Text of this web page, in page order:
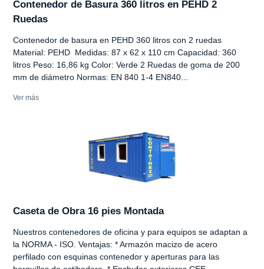
Contenedor de Basura 360 litros en PEHD 2
Ruedas
Contenedor de basura en PEHD 360 litros con 2 ruedas
Material: PEHD Medidas: 87 x 62 x 110 cm Capacidad: 360
litros Peso: 16,86 kg Color: Verde 2 Ruedas de goma de 200
mm de diámetro Normas: EN 840 1-4 EN840...
Ver más
Caseta de Obra 16 pies Montada
Nuestros contenedores de oficina y para equipos se adaptan a
la NORMA - ISO. Ventajas: * Armazón macizo de acero
perfilado con esquinas contenedor y aperturas para las